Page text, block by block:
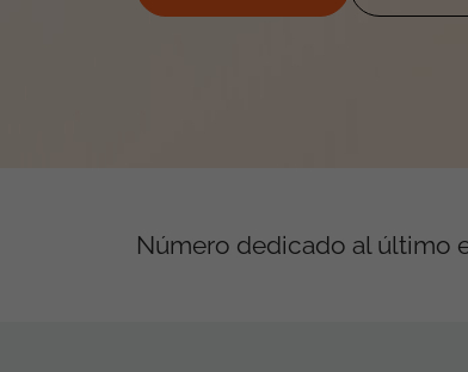
Número dedicado al último